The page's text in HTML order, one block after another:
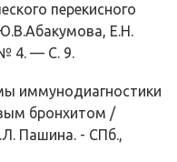
перекисного
Е.Н.
4. — С. 9.
иммунодиагностики
бронхитом /
Пашина. - СПб.,